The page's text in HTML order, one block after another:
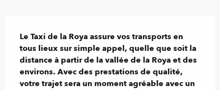
Le Taxi de la Roya assure vos transports en
tous lieux sur simple appel, quelle que soit la
distance à partir de la vallée de la Roya et des
environs. Avec des prestations de qualité,
votre trajet sera un moment agréable avec un